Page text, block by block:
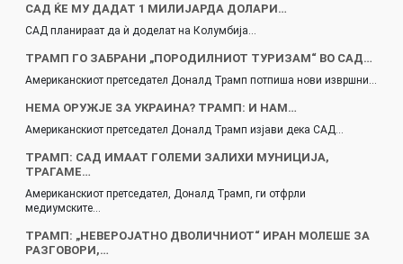
САД ЌЕ МУ ДАДАТ 1 МИЛИЈАРДА ДОЛАРИ…
САД планираат да ѝ доделат на Колумбија…
ТРАМП ГО ЗАБРАНИ „ПОРОДИЛНИОТ ТУРИЗАМ“ ВО САД…
Американскиот претседател Доналд Трамп потпиша нови извршни…
НЕМА ОРУЖЈЕ ЗА УКРАИНА? ТРАМП: И НАМ…
Американскиот претседател Доналд Трамп изјави дека САД…
ТРАМП: САД ИМААТ ГОЛЕМИ ЗАЛИХИ МУНИЦИЈА,
ТРАГАМЕ…
Американскиот претседател, Доналд Трамп, ги отфрли
медиумските…
ТРАМП: „НЕВЕРОЈАТНО ДВОЛИЧНИОТ“ ИРАН МОЛЕШЕ ЗА
РАЗГОВОРИ,…